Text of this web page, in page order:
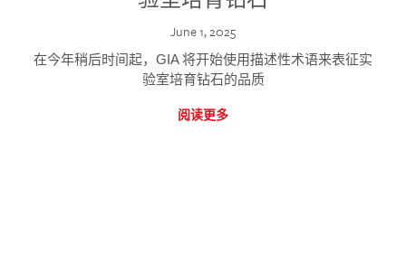
June 1, 2025
在今年稍后时间起，GIA 将开始使用描述性术语来表征实
验室培育钻石的品质
阅读更多